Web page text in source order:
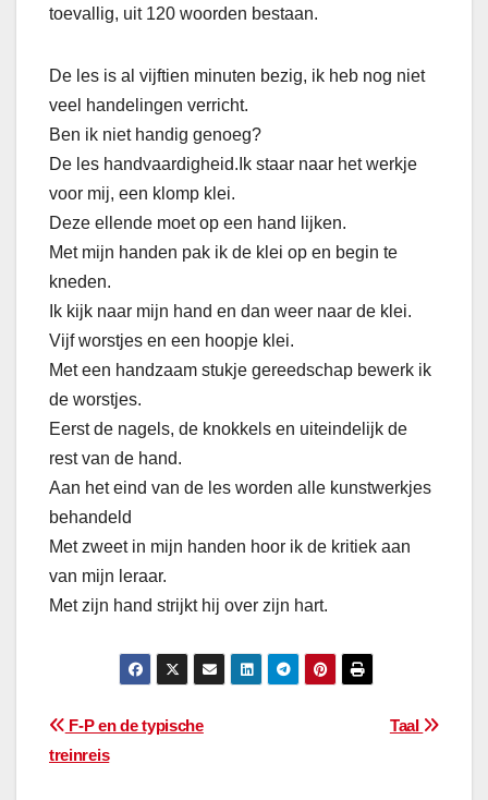
toevallig, uit 120 woorden bestaan.
De les is al vijftien minuten bezig, ik heb nog niet
veel handelingen verricht.
Ben ik niet handig genoeg?
De les handvaardigheid. Ik staar naar het werkje
voor mij, een klomp klei.
Deze ellende moet op een hand lijken.
Met mijn handen pak ik de klei op en begin te
kneden.
Ik kijk naar mijn hand en dan weer naar de klei.
Vijf worstjes en een hoopje klei.
Met een handzaam stukje gereedschap bewerk ik
de worstjes.
Eerst de nagels, de knokkels en uiteindelijk de
rest van de hand.
Aan het eind van de les worden alle kunstwerkjes
behandeld
Met zweet in mijn handen hoor ik de kritiek aan
van mijn leraar.
Met zijn hand strijkt hij over zijn hart.
Bericht
navigatie
TaaI
F-P en de typische
treinreis